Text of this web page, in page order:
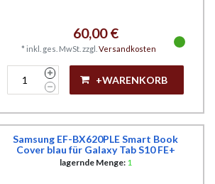
60,00 €
* inkl. ges. MwSt. zzgl. Versandkosten
+WARENKORB
Samsung EF-BX620PLE Smart Book
Cover blau für Galaxy Tab S10 FE+
lagernde Menge: 1